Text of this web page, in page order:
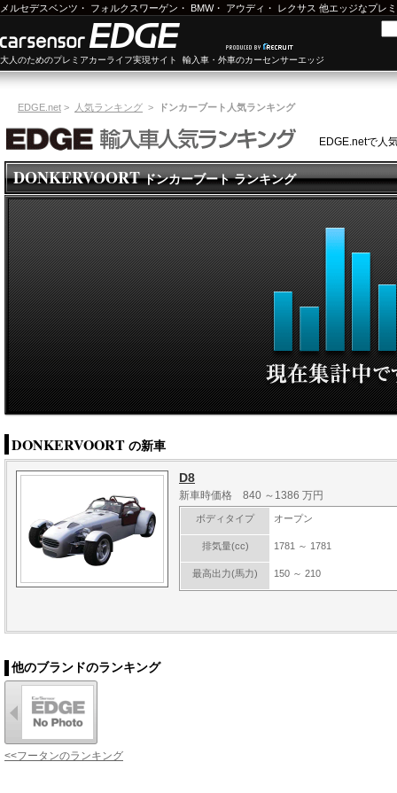
メルセデスベンツ ・ フォルクスワーゲン ・ BMW・ アウディ ・ レクサス 他エッジなプレ
大人のためのプレミアカーライフ実現サイト 輸入車・外車のカーセンサーエッジ
EDGE.net > 人気ランキング > ドンカーブート人気ランキング
EDGE.netで人
DONKERVOORTドンカーブート ランキング
DONKERVOORT の新車
D8
新車時価格 840 ～1386 万円
ボディタイプ オープン
排気量(cc) 1781 ～ 1781
最高出力(馬力) 150 ～ 210
他のブランドのランキング
<<フータンのランキング